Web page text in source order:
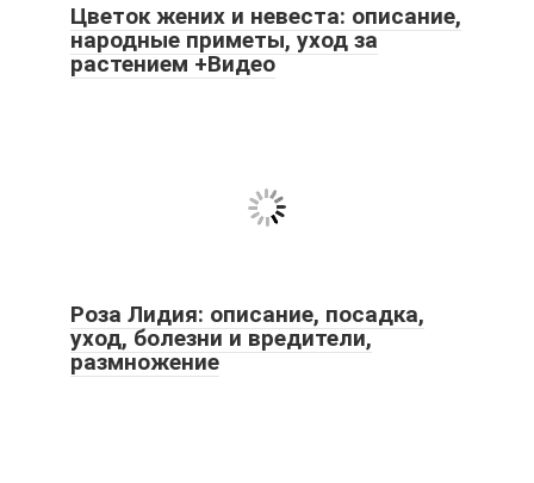
Цветок жених и невеста: описание,
народные приметы, уход за
растением +Видео
Роза Лидия: описание, посадка,
уход, болезни и вредители,
размножение